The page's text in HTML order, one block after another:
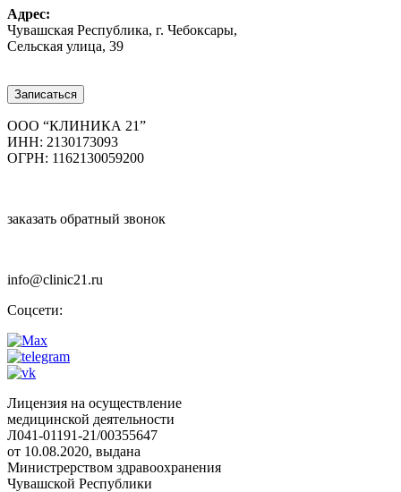
Адрес:
Чувашская Республика, г. Чебоксары,
Сельская улица, 39
Записаться
ООО “КЛИНИКА 21”
ИНН: 2130173093
ОГРН: 1162130059200
заказать обратный звонок
info@clinic21.ru
Соцсети:
Лицензия на осуществление
медицинской деятельности
Л041-01191-21/00355647
от 10.08.2020, выдана
Министрерством здравоохранения
Чувашской Республики